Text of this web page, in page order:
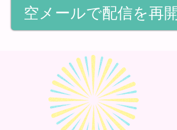
空メールで配信を再